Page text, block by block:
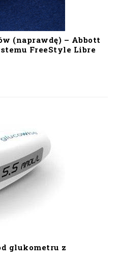
(naprawdę) – Abbott
FreeStyle Libre
glukometru z